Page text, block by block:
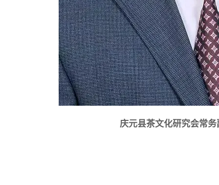
庆元县茶文化研究会常